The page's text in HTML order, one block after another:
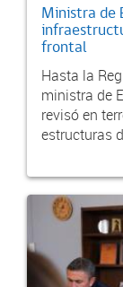
Ministra de
frontal
Hasta la
ministra de
revisó en
estructuras